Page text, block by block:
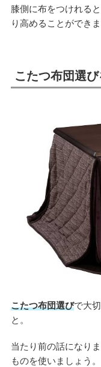
膝側に布をつけれる
り高めることができま
こたつ布団選
こたつ布団選びで大
と。
当たり前の話になり
ものを使いましょう。